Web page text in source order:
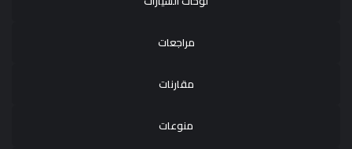
مراجعات
مقارنات
منوعات